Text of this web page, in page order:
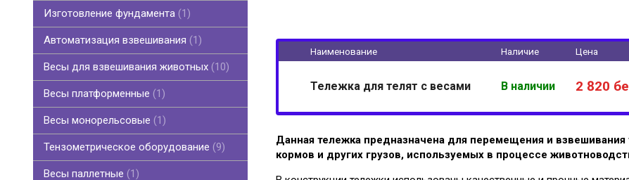
Изготовление фундамента 1
Автоматизация взвешивания 1
Весы для взвешивания животных 10
Весы платформенные 1
Весы монорельсовые 1
Тензометрическое оборудование 9
Весы паллетные 1
Наименование Наличие Цена
Тележка для телят с весами В наличии 2 820
Данная тележка предназначена для перемещения и взвешивания
кормов и других грузов, используемых в процессе